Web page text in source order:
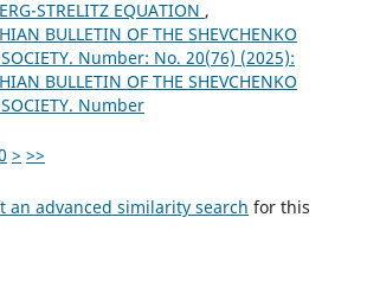
STRELITZ EQUATION ,
BULLETIN OF THE SHEVCHENKO
Number: No. 20(76) (2025):
BULLETIN OF THE SHEVCHENKO
Number
> >>
an advanced similarity search for this